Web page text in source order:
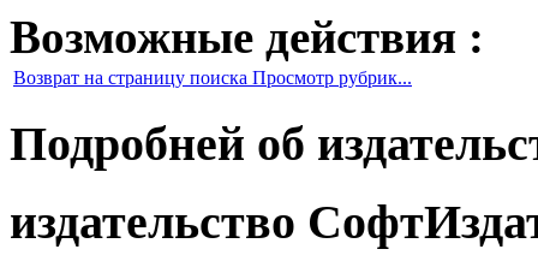
Возможные действия :
Возврат на страницу поиска Просмотр рубрик...
Подробней об
издательство